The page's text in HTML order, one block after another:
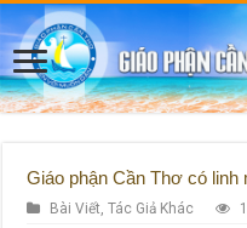
Giáo phận Cần Thơ có
Bài Viết ,Tác Giả Khác